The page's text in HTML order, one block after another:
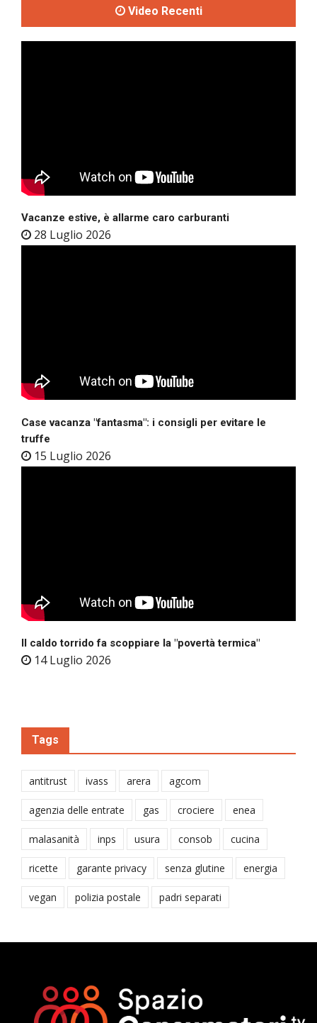
Video Recenti
Vacanze estive, è allarme caro carburanti
28 Luglio 2026
Case vacanza "fantasma": i consigli per evitare le
truffe
15 Luglio 2026
Il caldo torrido fa scoppiare la "povertà termica"
14 Luglio 2026
Tags
antitrust ivass arera agcom
agenzia delle entrate gas crociere enea
malasanità inps usura consob cucina
ricette garante privacy senza glutine energia
vegan polizia postale padri separati